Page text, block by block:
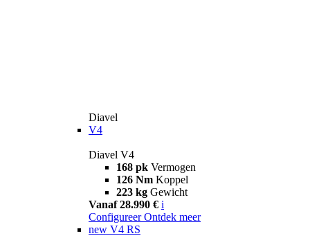
Diavel
V4
Diavel V4
168 pk Vermogen
126 Nm Koppel
223 kg Gewicht
Vanaf 28.990 € i
Configureer Ontdek meer
new V4 RS